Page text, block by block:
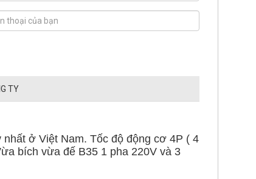
TY
ở Việt Nam. Tốc độ động cơ 4P ( 4
bích vừa đế B35 1 pha 220V và 3